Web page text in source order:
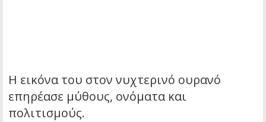
Η εικόνα του στον νυχτερινό ουρανό
επηρέασε μύθους, ονόματα και
πολιτισμούς.